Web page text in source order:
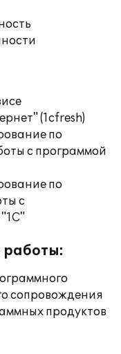
(1cfresh)
по
с программой
по
с
сопровождения
продуктов